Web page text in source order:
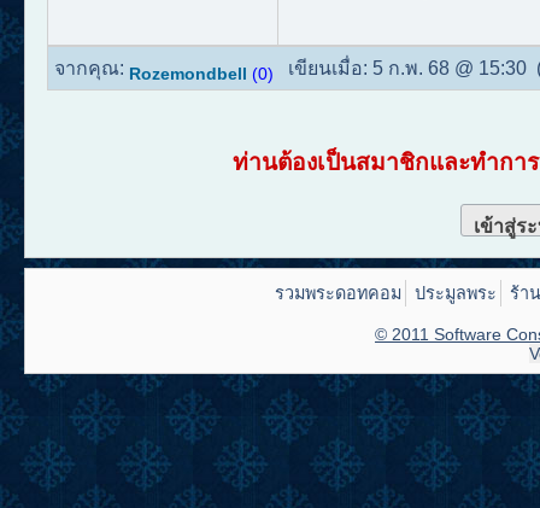
จากคุณ: Rozemondbell (0) เขียนเมื่อ: 5 ก.พ. 68 @ 15:30
ท่านต้องเป็นสมาชิกและทำกา
เข้าสู่ร
รวมพระดอทคอม ประมูลพระ ร้า
© 2011 Software